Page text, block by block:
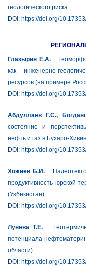
геологического риска
DOI: https://doi.org/
Глазырин Е.А.
как инженерно-
ресурсов (на примере
DOI: https://doi.org/
Абдуллаев Г.С.,
состояние и
нефть и газ в Бухаро-
DOI: https://doi.org/
Хожиев Б.И.
продуктивность юрской
(Узбекистан)
DOI: https://doi.org/
Лунева Т.Е.
потенциала
области)
DOI: https://doi.org/